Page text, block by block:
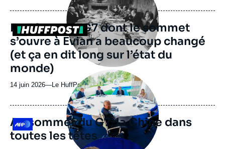
journal,
revue
ou
émission
Logo
En 50 ans, le G7 dont le sommet
s’ouvre à Evian a beaucoup changé
(et ça en dit long sur l’état du
monde)
14 juin 2026—Nom
journal,
revue
ou
émission
Le HuffPost
Logo
principale
médiatique
Au sommet du G7, la Chine dans
toutes les têtes
Image